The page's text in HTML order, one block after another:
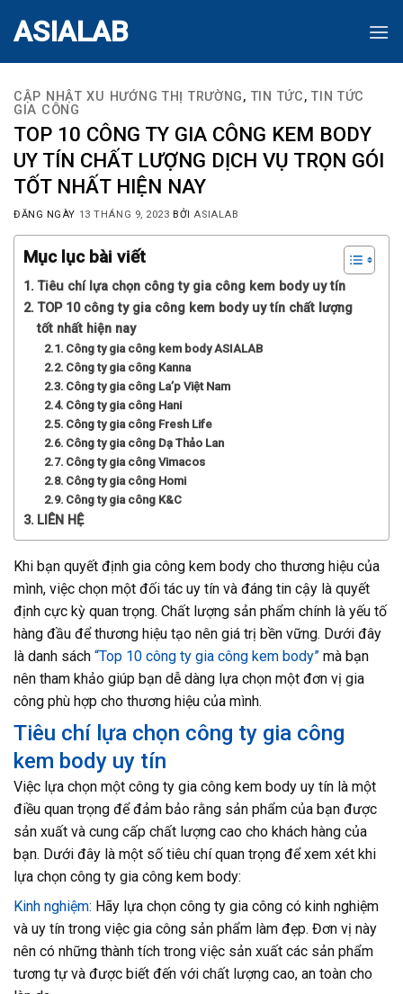
ASIALAB
CẬP NHẬT XU HƯỚNG THỊ TRƯỜNG,TIN TỨC,TIN TỨC
GIA CÔNG
TOP 10 CÔNG TY GIA CÔNG KEM BODY
UY TÍN CHẤT LƯỢNG DỊCH VỤ TRỌN GÓI
TỐT NHẤT HIỆN NAY
ĐĂNG NGÀY 13 THÁNG 9, 2023 BỞIASIALAB
Mục lục bài viết
Tiêu chí lựa chọn công ty gia công kem body uy tín
TOP 10 công ty gia công kem body uy tín chất lượng
tốt nhất hiện nay
Công ty gia công kem body ASIALAB
Công ty gia công Kanna
Công ty gia công La’p Việt Nam
Công ty gia công Hani
Công ty gia công Fresh Life
Công ty gia công Dạ Thảo Lan
Công ty gia công Vimacos
Công ty gia công Homi
Công ty gia công K&C
LIÊN HỆ
Khi bạn quyết định gia công kem body cho thương hiệu của
mình, việc chọn một đối tác uy tín và đáng tin cậy là quyết
định cực kỳ quan trọng. Chất lượng sản phẩm chính là yếu tố
hàng đầu để thương hiệu tạo nên giá trị bền vững. Dưới đây
là danh sách “Top 10 công ty gia công kem body” mà bạn
nên tham khảo giúp bạn dễ dàng lựa chọn một đơn vị gia
công phù hợp cho thương hiệu của mình.
Tiêu chí lựa chọn công ty gia công
kem body uy tín
Việc lựa chọn một công ty gia công kem body uy tín là một
điều quan trọng để đảm bảo rằng sản phẩm của bạn được
sản xuất và cung cấp chất lượng cao cho khách hàng của
bạn. Dưới đây là một số tiêu chí quan trọng để xem xét khi
lựa chọn công ty gia công kem body:
Kinh nghiệm: Hãy lựa chọn công ty gia công có kinh nghiệm
và uy tín trong việc gia công sản phẩm làm đẹp. Đơn vị này
nên có những thành tích trong việc sản xuất các sản phẩm
tương tự và được biết đến với chất lượng cao, an toàn cho